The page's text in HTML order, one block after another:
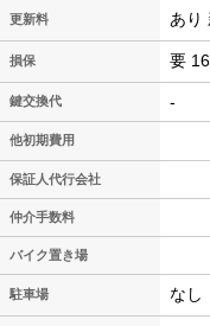
更新料 あり
損保 要
鍵交換代 -
他初期費用
保証人代行会社
仲介手数料
バイク置き場
駐車場 なし